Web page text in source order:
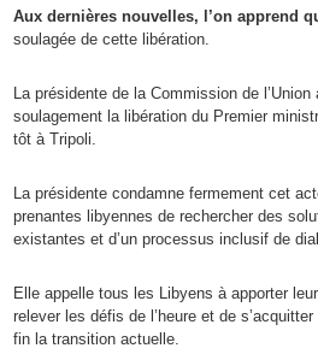
Aux dernières nouvelles, l’on apprend
soulagée de cette libération.
La présidente de la Commission de
soulagement la libération du Premier
tôt à Tripoli.
La présidente condamne fermement cet
prenantes libyennes de rechercher des
existantes et d’un processus inclusif de
Elle appelle tous les Libyens à apporter
relever les défis de l’heure et de
fin la transition actuelle.